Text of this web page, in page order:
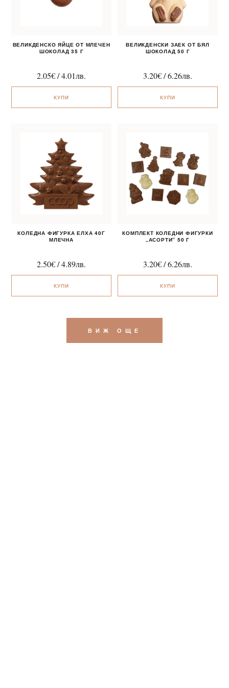
ВЕЛИКДЕНСКО ЯЙЦЕ ОТ МЛЕЧЕН
ШОКОЛАД 35 Г
2.05€/4.01лв.
КУПИ
ВЕЛИКДЕНСКИ ЗАЕК ОТ БЯЛ
ШОКОЛАД 50 Г
3.20€/6.26лв.
КУПИ
КОЛЕДНА ФИГУРКА ЕЛХА 40Г
МЛЕЧНА
2.50€/4.89лв.
КУПИ
КОМПЛЕКТ КОЛЕДНИ ФИГУРКИ
„АСОРТИ“ 50 Г
3.20€/6.26лв.
КУПИ
ВИЖ ОЩЕ